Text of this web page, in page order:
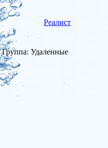
Реалист
Группа: Удаленные